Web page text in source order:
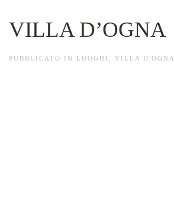
VILLA D’OGNA
PUBBLICATO IN LUOGHI VILLA D'OGNA